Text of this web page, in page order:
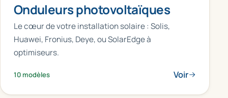
Onduleurs photovoltaïques
Le cœur de votre installation solaire : Solis,
Huawei, Fronius, Deye, ou SolarEdge à
optimiseurs.
10 modèles Voir